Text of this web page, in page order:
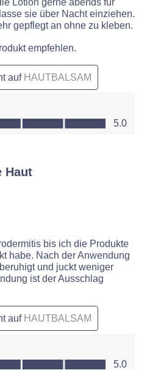
Lotion gerne abends für
sie über Nacht einziehen.
gepflegt an ohne zu kleben.
empfehlen.
auf HAUTBALSAM
von 5
5.0
Haut
bis ich die Produkte
habe. Nach der Anwendung
und juckt weniger
ist der Ausschlag
auf HAUTBALSAM
von 5
5.0